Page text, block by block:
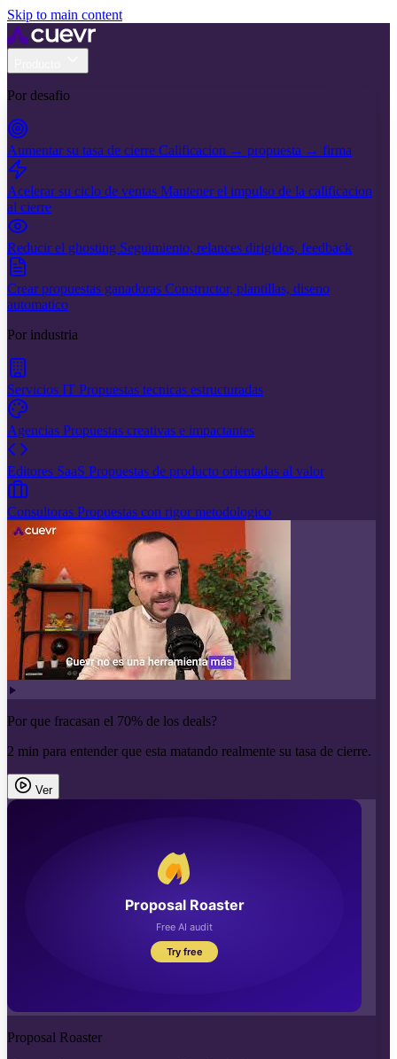
Skip to main content
Por desafio
Aumentar su tasa de cierre Calificacion → propuesta → firma
Acelerar su ciclo de ventas Mantener el impulso de la calificacion
al cierre
Reducir el ghosting Seguimiento, relances dirigidos, feedback
Crear propuestas ganadoras Constructor, plantillas, diseno
automatico
Por industria
Servicios IT Propuestas tecnicas estructuradas
Agencias Propuestas creativas e impactantes
Editores SaaS Propuestas de producto orientadas al valor
Consultoras Propuestas con rigor metodologico
Por que fracasan el 70% de los deals?
2 min para entender que esta matando realmente su tasa de cierre.
Ver
Proposal Roaster